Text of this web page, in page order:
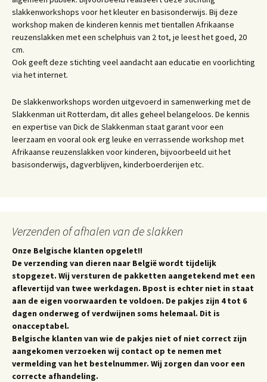
slakkenworkshops voor het kleuter en basisonderwijs. Bij deze
workshop maken de kinderen kennis met tientallen Afrikaanse
reuzenslakken met een schelphuis van 2 tot, je leest het goed, 20
cm.
Ook geeft deze stichting veel aandacht aan educatie en voorlichting
via het internet.
De slakkenworkshops worden uitgevoerd in samenwerking met de
Slakkenman uit Rotterdam, dit alles geheel belangeloos. De kennis
en expertise van Dick de Slakkenman staat garant voor een
leerzaam en vooral ook erg leuke en verrassende workshop met
Afrikaanse reuzenslakken voor kinderen, bijvoorbeeld uit het
basisonderwijs, dagverblijven, kinderboerderijen etc.
Verzenden of afhalen van de slakken
Onze Belgische klanten opgelet!!
De verzending van dieren naar België wordt tijdelijk
stopgezet. Wij versturen de pakketten aangetekend met een
aflevertijd van twee werkdagen. Bpost is echter niet in staat
aan de eigen voorwaarden te voldoen. De pakjes zijn 4 tot 6
dagen onderweg of verdwijnen soms helemaal. Dit is
onacceptabel.
Belgische klanten van wie de pakjes niet of niet correct zijn
aangekomen verzoeken wij contact op te nemen met
vermelding van het bestelnummer. Wij zorgen dan voor een
correcte afhandeling.